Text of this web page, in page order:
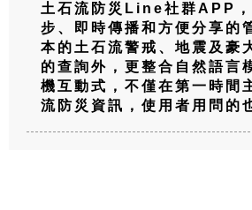
土石流防災Line社群APP，
步、即時傳播和方便分享的
本的土石流警戒、地震及豪
的查詢外，更整合自然語言
機互動式，不僅在第一時間
流防災資訊，使用者用問的